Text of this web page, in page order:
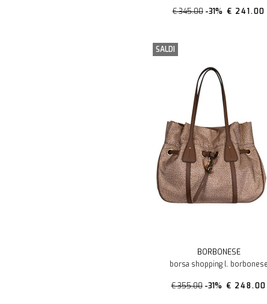
€ 345.00 -31% € 241.00
SALDI
BORBONESE
borsa shopping l. borbonese
€ 355.00 -31% € 248.00